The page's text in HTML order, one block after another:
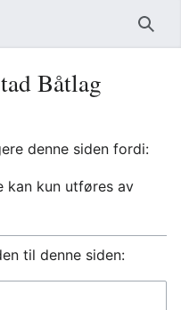
Søk
Båtlag
denne siden fordi:
kan kun utføres av
til denne siden: